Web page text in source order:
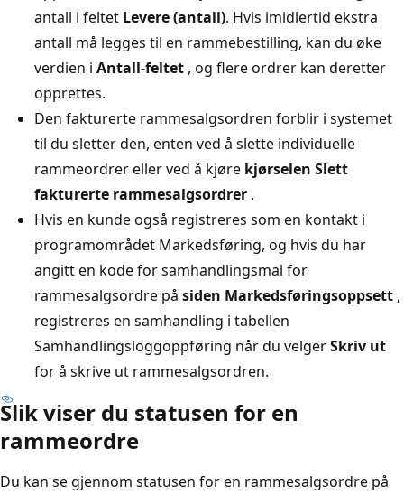
antall i feltet Levere (antall). Hvis imidlertid ekstra
antall må legges til en rammebestilling, kan du øke
verdien i Antall-feltet , og flere ordrer kan deretter
opprettes.
Den fakturerte rammesalgsordren forblir i systemet
til du sletter den, enten ved å slette individuelle
rammeordrer eller ved å kjøre kjørselen Slett
fakturerte rammesalgsordrer .
Hvis en kunde også registreres som en kontakt i
programområdet Markedsføring, og hvis du har
angitt en kode for samhandlingsmal for
rammesalgsordre på siden Markedsføringsoppsett ,
registreres en samhandling i tabellen
Samhandlingsloggoppføring når du velgerSkriv ut
for å skrive ut rammesalgsordren.
Slik viser du statusen for en
rammeordre
Du kan se gjennom statusen for en rammesalgsordre på